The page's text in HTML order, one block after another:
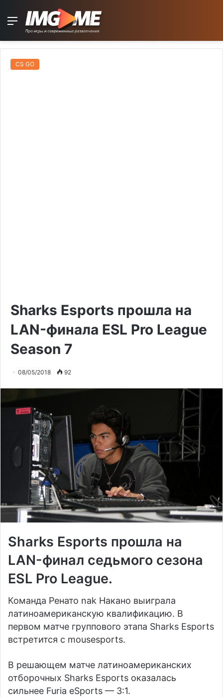
Menu
CS GO
Sharks Esports прошла на
LAN-финала ESL Pro League
Season 7
08/05/2018 92
Sharks Esports прошла на
LAN-финал седьмого сезона
ESL Pro League.
Команда Ренато nak Накано выиграла
латиноамериканскую квалификацию. В
первом матче группового этапа Sharks Esports
встретится с mousesports.
В решающем матче латиноамериканских
отборочных Sharks Esports оказалась
сильнее Furia eSports — 3:1.